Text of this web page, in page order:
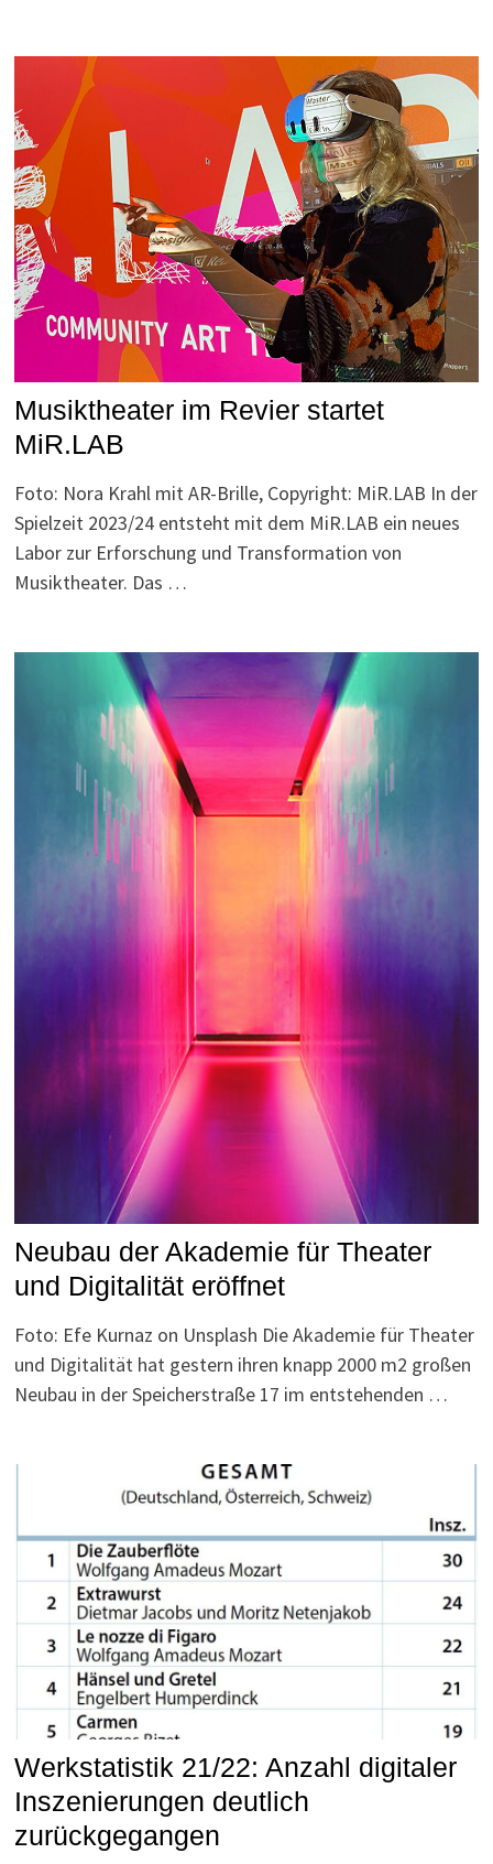
Musiktheater im Revier startet
MiR.LAB
Foto: Nora Krahl mit AR-Brille, Copyright: MiR.LAB In der
Spielzeit 2023/24 entsteht mit dem MiR.LAB ein neues
Labor zur Erforschung und Transformation von
Musiktheater. Das …
Neubau der Akademie für Theater
und Digitalität eröffnet
Foto: Efe Kurnaz on Unsplash Die Akademie für Theater
und Digitalität hat gestern ihren knapp 2000 m2 großen
Neubau in der Speicherstraße 17 im entstehenden …
Werkstatistik 21/22: Anzahl digitaler
Inszenierungen deutlich
zurückgegangen